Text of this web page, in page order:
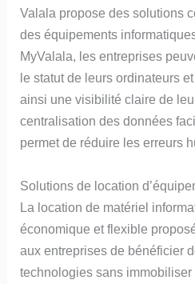
Valala propose des solutions
des équipements
MyValala, les entreprises
le statut de leurs ordinateurs
ainsi une visibilité claire de
centralisation des données
permet de réduire les erreurs
Solutions de location
La location de matériel
économique et flexible
aux entreprises de bénéficier
technologies sans